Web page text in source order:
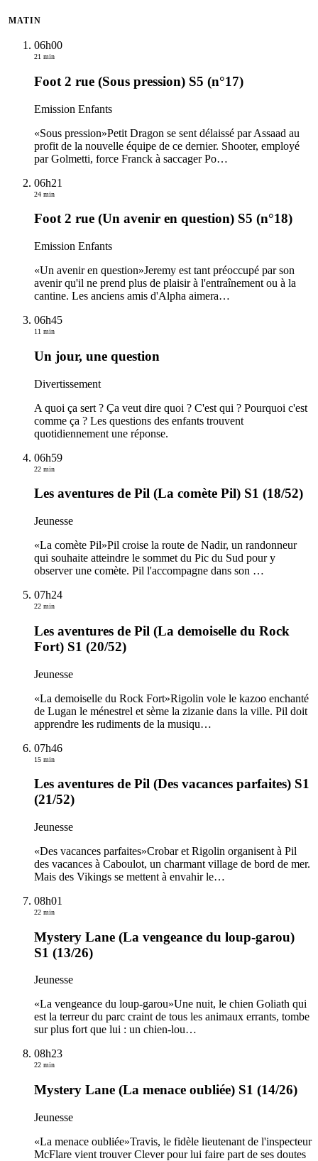
MATIN
06h00
21 min
Foot 2 rue (Sous pression) S5 (n°17)
Emission Enfants
«Sous pression»Petit Dragon se sent délaissé par Assaad au
profit de la nouvelle équipe de ce dernier. Shooter, employé
par Golmetti, force Franck à saccager Po…
06h21
24 min
Foot 2 rue (Un avenir en question) S5 (n°18)
Emission Enfants
«Un avenir en question»Jeremy est tant préoccupé par son
avenir qu'il ne prend plus de plaisir à l'entraînement ou à la
cantine. Les anciens amis d'Alpha aimera…
06h45
11 min
Un jour, une question
Divertissement
A quoi ça sert ? Ça veut dire quoi ? C'est qui ? Pourquoi c'est
comme ça ? Les questions des enfants trouvent
quotidiennement une réponse.
06h59
22 min
Les aventures de Pil (La comète Pil) S1 (18/52)
Jeunesse
«La comète Pil»Pil croise la route de Nadir, un randonneur
qui souhaite atteindre le sommet du Pic du Sud pour y
observer une comète. Pil l'accompagne dans son …
07h24
22 min
Les aventures de Pil (La demoiselle du Rock
Fort) S1 (20/52)
Jeunesse
«La demoiselle du Rock Fort»Rigolin vole le kazoo enchanté
de Lugan le ménestrel et sème la zizanie dans la ville. Pil doit
apprendre les rudiments de la musiqu…
07h46
15 min
Les aventures de Pil (Des vacances parfaites) S1
(21/52)
Jeunesse
«Des vacances parfaites»Crobar et Rigolin organisent à Pil
des vacances à Caboulot, un charmant village de bord de mer.
Mais des Vikings se mettent à envahir le…
08h01
22 min
Mystery Lane (La vengeance du loup-garou)
S1 (13/26)
Jeunesse
«La vengeance du loup-garou»Une nuit, le chien Goliath qui
est la terreur du parc craint de tous les animaux errants, tombe
sur plus fort que lui : un chien-lou…
08h23
22 min
Mystery Lane (La menace oubliée) S1 (14/26)
Jeunesse
«La menace oubliée»Travis, le fidèle lieutenant de l'inspecteur
McFlare vient trouver Clever pour lui faire part de ses doutes